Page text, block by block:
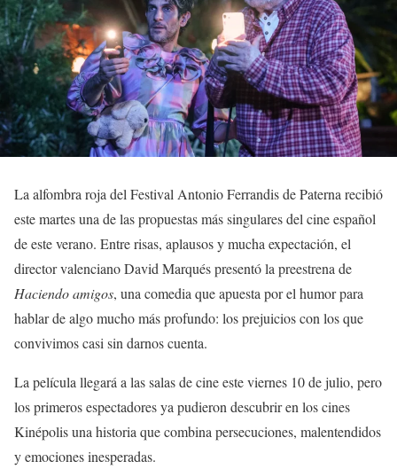
La alfombra roja del Festival Antonio Ferrandis de Paterna recibió
este martes una de las propuestas más singulares del cine español
de este verano. Entre risas, aplausos y mucha expectación, el
director valenciano David Marqués presentó la preestrena de
Haciendo amigos, una comedia que apuesta por el humor para
hablar de algo mucho más profundo: los prejuicios con los que
convivimos casi sin darnos cuenta.
La película llegará a las salas de cine este viernes 10 de julio, pero
los primeros espectadores ya pudieron descubrir en los cines
Kinépolis una historia que combina persecuciones, malentendidos
y emociones inesperadas.